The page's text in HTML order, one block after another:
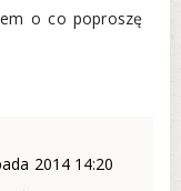
o co poproszę
2014 14:20